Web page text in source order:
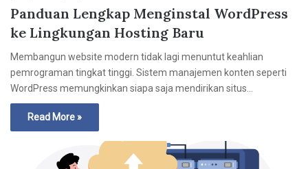
Panduan Lengkap Menginstal WordPress
ke Lingkungan Hosting Baru
Membangun website modern tidak lagi menuntut keahlian
pemrograman tingkat tinggi. Sistem manajemen konten seperti
WordPress memungkinkan siapa saja mendirikan situs…
Read More »